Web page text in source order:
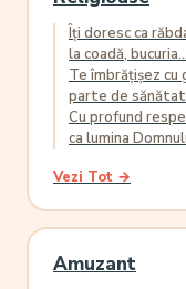
Îți doresc ca
la coadă, bucuria...
Te îmbrățișez cu
parte de
Cu profund
ca lumina
Vezi Tot →
Amuzant